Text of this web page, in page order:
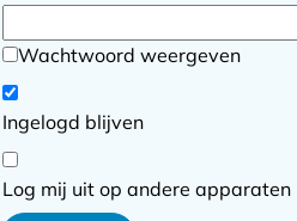
Wachtwoord weergeven
Ingelogd blijven
Log mij uit op andere apparaten